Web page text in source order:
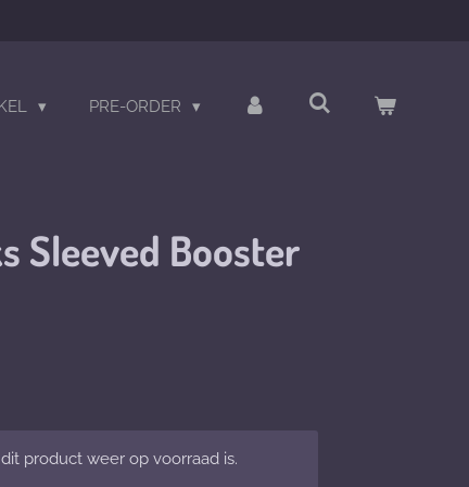
PRE-ORDER
Sleeved Booster
product weer op voorraad is.